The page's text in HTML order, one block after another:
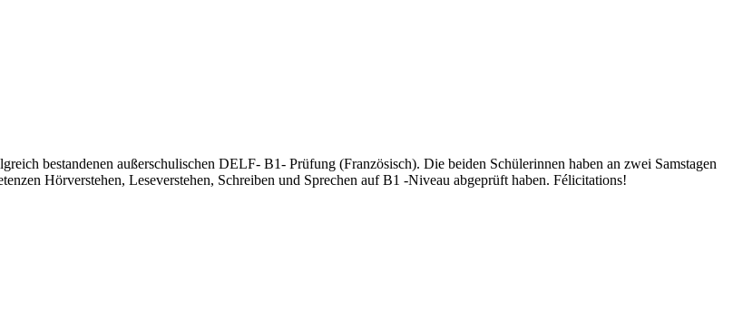
bestandenen außerschulischen DELF- B1- Prüfung (Französisch). Die beiden Schülerinnen haben an zwei Samstagen
Hörverstehen, Leseverstehen, Schreiben und Sprechen auf B1 -Niveau abgeprüft haben. Félicitations!